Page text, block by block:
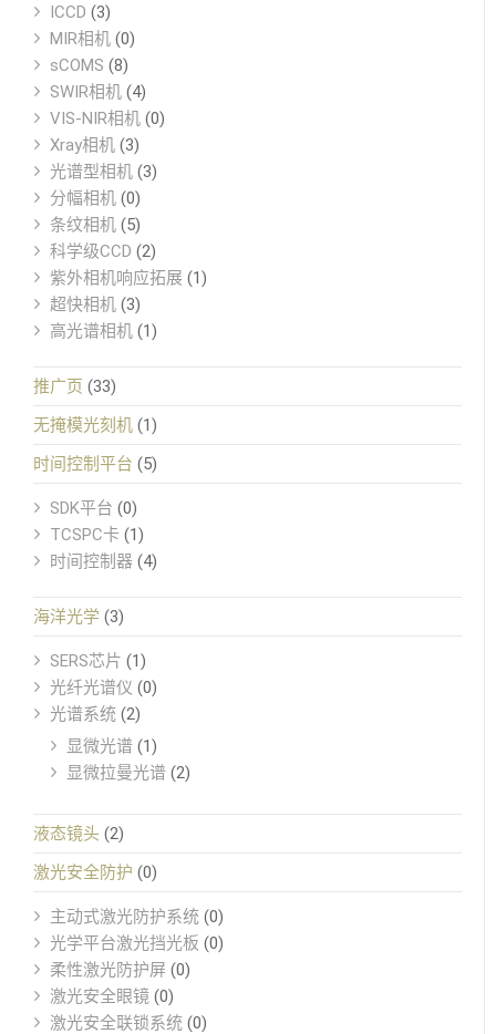
ICCD (3)
MIR相机 (0)
sCOMS (8)
SWIR相机 (4)
VIS-NIR相机 (0)
Xray相机 (3)
光谱型相机 (3)
分幅相机 (0)
条纹相机 (5)
科学级CCD (2)
紫外相机响应拓展 (1)
超快相机 (3)
高光谱相机 (1)
推广页 (33)
无掩模光刻机 (1)
时间控制平台 (5)
SDK平台 (0)
TCSPC卡 (1)
时间控制器 (4)
海洋光学 (3)
SERS芯片 (1)
光纤光谱仪 (0)
光谱系统 (2)
显微光谱 (1)
显微拉曼光谱 (2)
液态镜头 (2)
激光安全防护 (0)
主动式激光防护系统 (0)
光学平台激光挡光板 (0)
柔性激光防护屏 (0)
激光安全眼镜 (0)
激光安全联锁系统 (0)